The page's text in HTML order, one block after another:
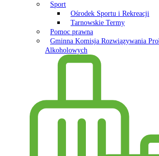
Sport
Ośrodek Sportu i Rekreacji
Tarnowskie Termy
Pomoc prawna
Gminna Komisja Rozwiązywania
Alkoholowych